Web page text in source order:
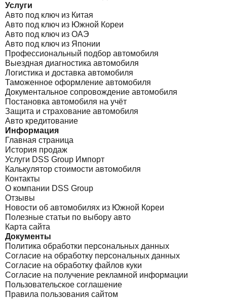
Услуги
Авто под ключ из Китая
Авто под ключ из Южной Кореи
Авто под ключ из ОАЭ
Авто под ключ из Японии
Профессиональный подбор автомобиля
Выездная диагностика автомобиля
Логистика и доставка автомобиля
Таможенное оформление автомобиля
Документальное сопровождение автомобиля
Постановка автомобиля на учёт
Защита и страхование автомобиля
Авто кредитование
Информация
Главная страница
История продаж
Услуги DSS Group Импорт
Калькулятор стоимости автомобиля
Контакты
О компании DSS Group
Отзывы
Новости об автомобилях из Южной Кореи
Полезные статьи по выбору авто
Карта сайта
Документы
Политика обработки персональных данных
Согласие на обработку персональных данных
Согласие на обработку файлов куки
Согласие на получение рекламной информации
Пользовательское соглашение
Правила пользования сайтом